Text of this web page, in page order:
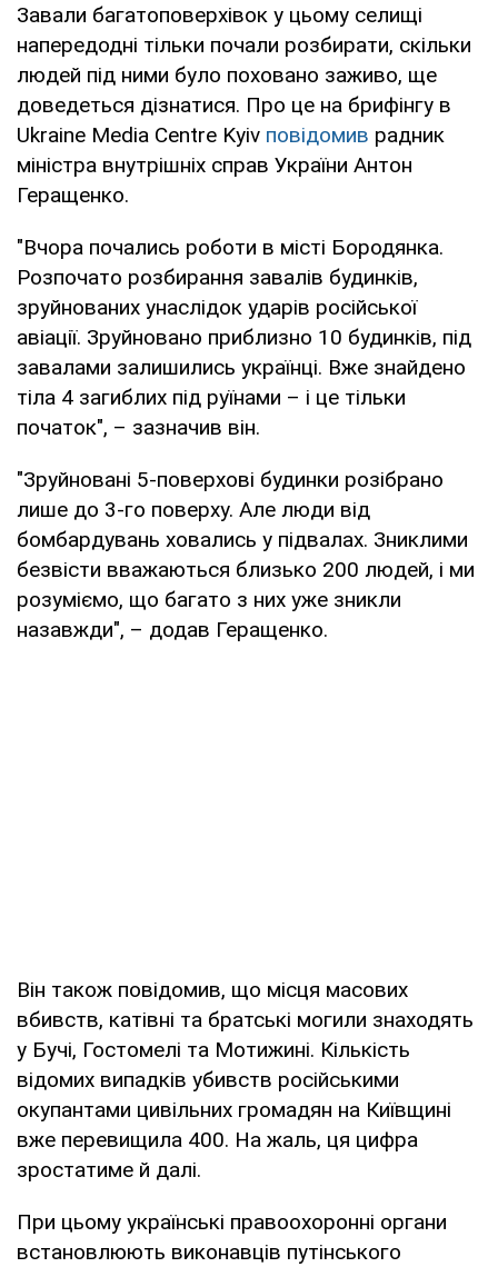
Завали багатоповерхівок у цьому селищі
напередодні тільки почали розбирати, скільки
людей під ними було поховано заживо, ще
доведеться дізнатися. Про це на брифінгу в
Ukraine Media Centre Kyiv повідомив радник
міністра внутрішніх справ України Антон
Геращенко.
"Вчора почались роботи в місті Бородянка.
Розпочато розбирання завалів будинків,
зруйнованих унаслідок ударів російської
авіації. Зруйновано приблизно 10 будинків, під
завалами залишились українці. Вже знайдено
тіла 4 загиблих під руїнами – і це тільки
початок", – зазначив він.
"Зруйновані 5-поверхові будинки розібрано
лише до 3-го поверху. Але люди від
бомбардувань ховались у підвалах. Зниклими
безвісти вважаються близько 200 людей, і ми
розуміємо, що багато з них уже зникли
назавжди", – додав Геращенко.
Він також повідомив, що місця масових
вбивств, катівні та братські могили знаходять
у Бучі, Гостомелі та Мотижині. Кількість
відомих випадків убивств російськими
окупантами цивільних громадян на Київщині
вже перевищила 400. На жаль, ця цифра
зростатиме й далі.
При цьому українські правоохоронні органи
встановлюють виконавців путінського